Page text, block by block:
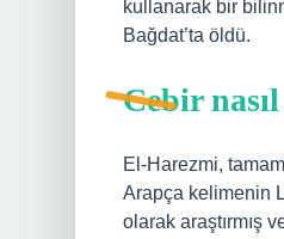
kullanarak bir
Bağdat’ta öldü.
Cebir
El-Harezmi,
Arapça kelimenin
olarak araştırmış